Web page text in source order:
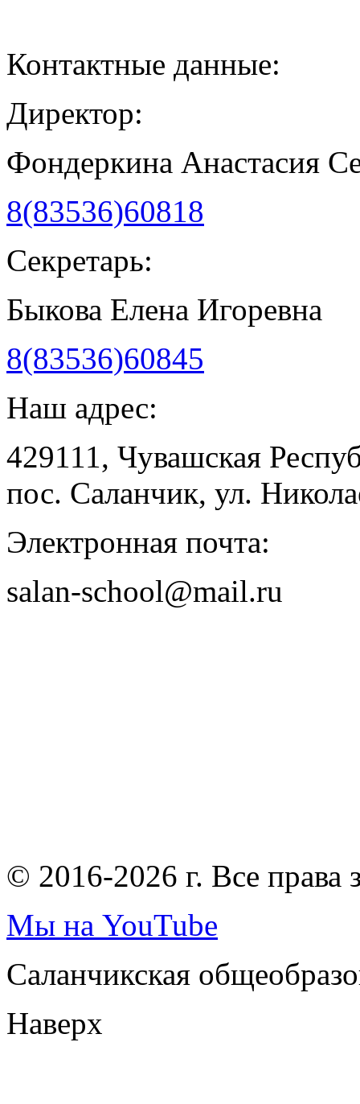
Контактные данные:
Директор:
Фондеркина Анастасия
8(83536)60818
Секретарь:
Быкова Елена Игоревна
8(83536)60845
Наш адрес:
429111, Чувашская
пос. Саланчик, ул.
Электронная почта:
salan-school@mail.ru
© 2016-2026 г. Все
Мы на YouTube
Саланчикская
Наверх